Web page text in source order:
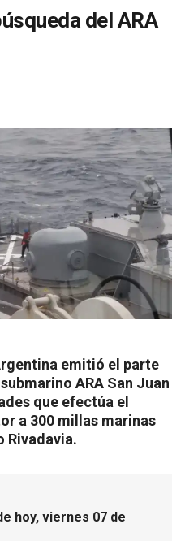
del ARA
emitió el parte
ARA San Juan
que efectúa el
a 300 millas marinas
Rivadavia.
hoy, viernes 07 de